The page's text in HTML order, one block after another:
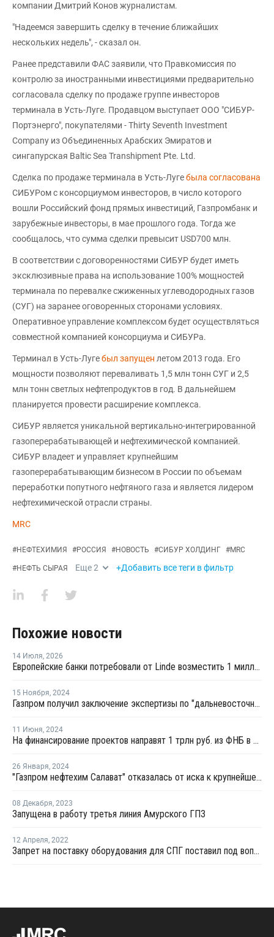
компании Дмитрий Конов журналистам.
"Надеемся завершить сделку в течение ближайших
нескольких недель", - сказал он.
Ранее представили ФАС заявили, что Правкомиссия по
контролю за иностранными инвестициями предварительно
согласовала сделку по продаже группе инвесторов
терминала в Усть-Луге. Продавцом выступает ООО "СИБУР-
Портэнерго", покупателями - Thirty Seventh Investment
Company из Объединенных Арабских Эмиратов и
сингапурская Baltic Sea Transhipment Pte. Ltd.
Сделка по продаже терминала в Усть-Лугебыла согласована
СИБУРом с консорциумом инвесторов, в число которого
вошли Российский фонд прямых инвестиций, Газпромбанк и
зарубежные инвесторы, в мае прошлого года. Тогда же
сообщалось, что сумма сделки превысит USD700 млн.
В соответствии с договоренностями СИБУР будет иметь
эксклюзивные права на использование 100% мощностей
терминала по перевалке сжиженных углеводородных газов
(СУГ) на заранее оговоренных сторонами условиях.
Оперативное управление комплексом будет осуществляться
совместной компанией консорциума и СИБУРа.
Терминал в Усть-Лугебыл запущен летом 2013 года. Его
мощности позволяют переваливать 1,5 млн тонн СУГ и 2,5
млн тонн светлых нефтепродуктов в год. В дальнейшем
планируется провести расширение комплекса.
СИБУР является уникальной вертикально-интегрированной
газоперерабатывающей и нефтехимической компанией.
СИБУР владеет и управляет крупнейшим
газоперерабатывающим бизнесом в России по объемам
переработки попутного нефтяного газа и является лидером
нефтехимической отрасли страны.
MRC
#НЕФТЕХИМИЯ #РОССИЯ #НОВОСТЬ #СИБУР ХОЛДИНГ #MRC
#НЕФТЬ СЫРАЯ Еще2 +Добавить все теги в фильтр
Похожие новости
14 Июля, 2026
Европейские банки потребовали от Linde возместить 1 миллиард евро из-за тяжбы с Русхимальянсом
15 Ноября, 2024
Газпром получил заключение экспертизы по "дальневосточному" маршруту до КНР
11 Июня, 2024
На финансирование проектов направят 1 трлн руб. из ФНБ в этом году
26 Января, 2024
"Газпром нефтехим Салават" отказалась от иска к крупнейшему нефтетрейдеру мира
08 Декабря, 2023
Запущена в работу третья линия Амурского ГПЗ
12 Апреля, 2022
Запрет на поставку оборудования для СПГ поставил под вопрос реализацию ряда проектов Газпрома и НОВАТЭКа